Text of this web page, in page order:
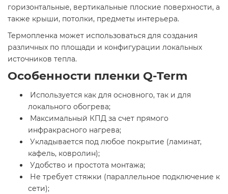
горизонтальные, вертикальные плоские поверхности, а
также крыши, потолки, предметы интерьера.
Термопленка может использоваться для создания
различных по площади и конфигурации локальных
источников тепла.
Особенности пленки Q-Term
Используется как для основного, так и для
локального обогрева;
Максимальный КПД за счет прямого
инфракрасного нагрева;
Укладывается под любое покрытие (ламинат,
кафель, ковролин);
Удобство и простота монтажа;
Не требует стяжки (параллельное подключение к
сети);